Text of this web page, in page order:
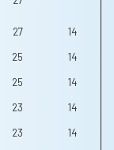
27
14
25
14
25
14
23
14
23
14